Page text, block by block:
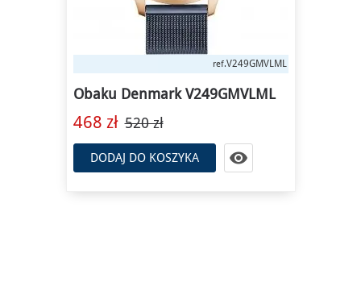
ref.V249GMVLML
Obaku Denmark V249GMVLML
468 zł 520 zł
DODAJ DO KOSZYKA 